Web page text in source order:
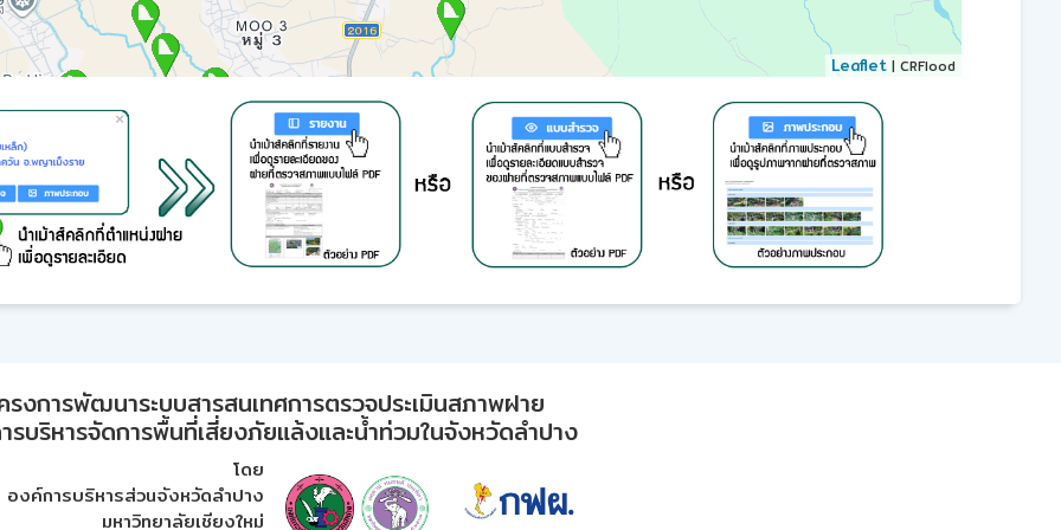
Leaflet | CRFlood
รงการพัฒนาระบบสารสนเทศการตรวจประเมินสภาพฝาย
รบริหารจัดการพื้นที่เสี่ยงภัยแล้งและน้ำท่วมในจังหวัดลำปาง
โดย
องค์การบริหารส่วนจังหวัดลำปาง
มหาวิทยาลัยเชียงใหม่